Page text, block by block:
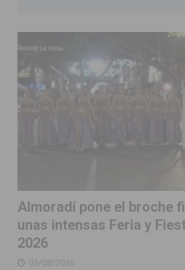
Almoradí pone el broche
unas intensas Feria y
2026
03/08/2026